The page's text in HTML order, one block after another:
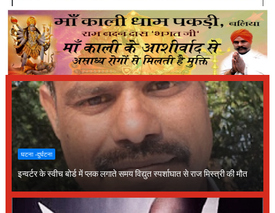
घटना -दुर्घटना
इन्वर्टर के स्वीच बोर्ड में प्लक लगाते समय विद्युत स्पर्शाघात से राज मिस्त्री की मौत